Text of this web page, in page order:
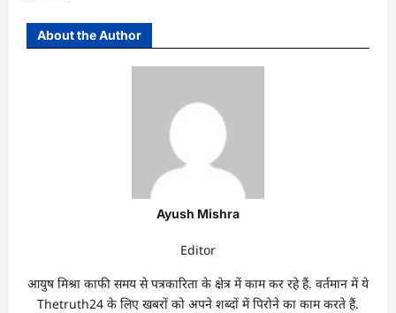
About the Author
Ayush Mishra
Editor
आयुष मिश्रा काफी समय से पत्रकारिता के क्षेत्र में काम कर रहे हैं. वर्तमान में ये
Thetruth24 के लिए खबरों को अपने शब्दों में पिरोने का काम करते हैं.